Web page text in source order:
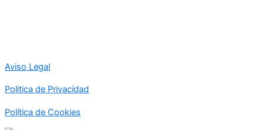
Aviso Legal
Politica de Privacidad
Política de Cookies